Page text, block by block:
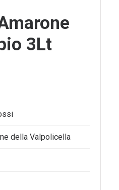
3Lt
della Valpolicella